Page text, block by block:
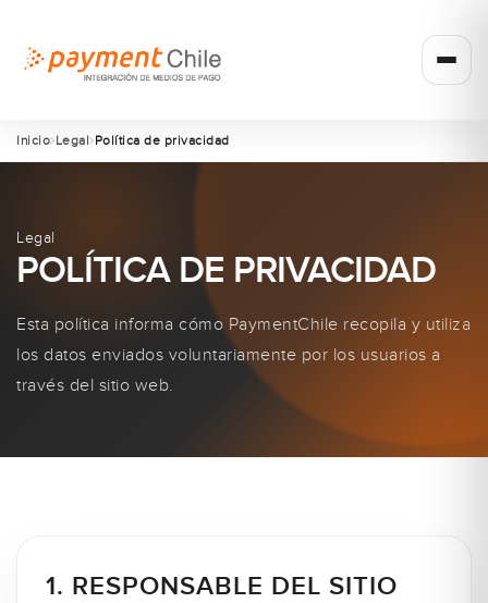
Inicio Legal Política de privacidad
Legal
POLÍTICA DE PRIVACIDAD
Esta política informa cómo PaymentChile recopila y utiliza
los datos enviados voluntariamente por los usuarios a
través del sitio web.
1. RESPONSABLE DEL SITIO